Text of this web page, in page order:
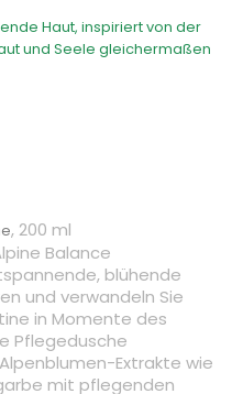
Haut, inspiriert von der
und Seele gleichermaßen
, 200 ml
Balance
blühende
und verwandeln Sie
in Momente des
Pflegedusche
Extrakte wie
mit pflegenden